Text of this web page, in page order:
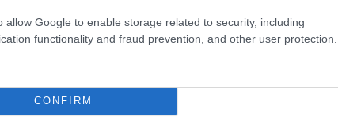
allow Google to enable storage related to security, including
functionality and fraud prevention, and other user protection.
CONFIRM